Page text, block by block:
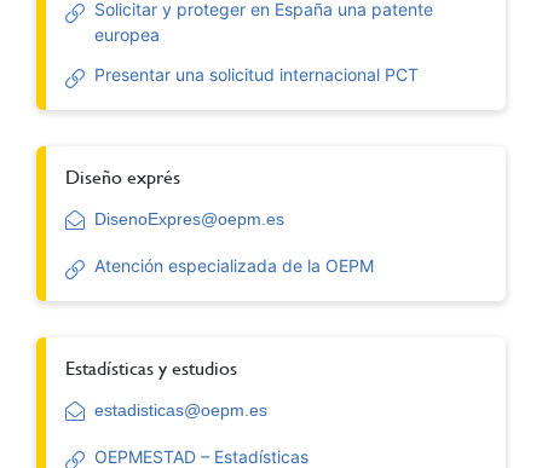
Solicitar y proteger en España una patente
europea
Presentar una solicitud internacional PCT
Diseño exprés
DisenoExpres@oepm.es
Atención especializada de la OEPM
Estadísticas y estudios
estadisticas@oepm.es
OEPMESTAD – Estadísticas